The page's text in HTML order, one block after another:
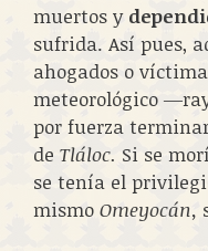
muertos y
sufrida. Así pues,
ahogados o
meteorológico
por fuerza
de Tláloc. Si se
se tenía el
mismo Omeyocán,